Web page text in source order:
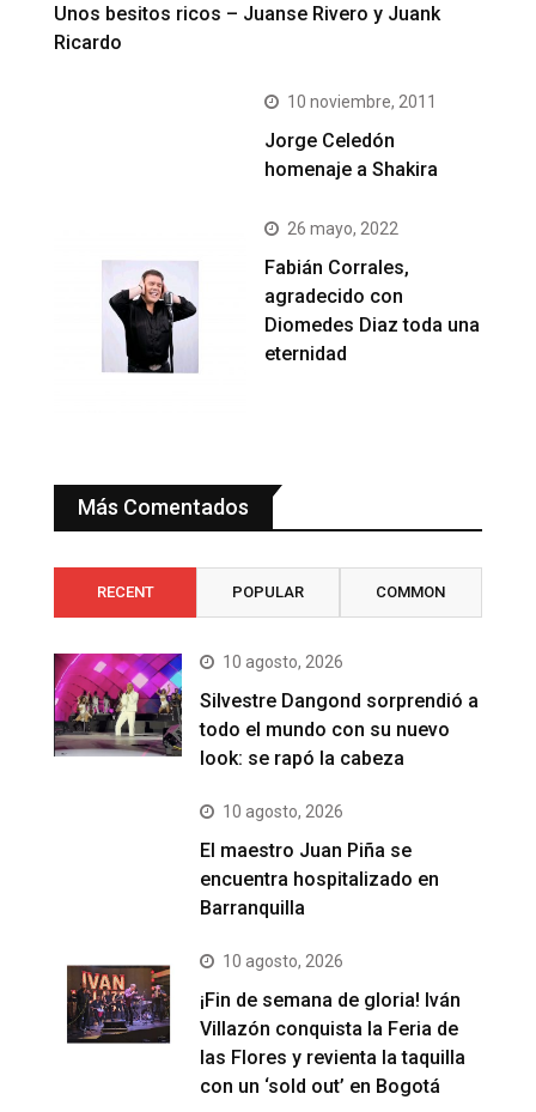
Unos besitos ricos – Juanse Rivero y Juank
Ricardo
10 noviembre, 2011
Jorge Celedón
homenaje a Shakira
26 mayo, 2022
Fabián Corrales,
agradecido con
Diomedes Diaz toda una
eternidad
Más Comentados
RECENT POPULAR COMMON
10 agosto, 2026
Silvestre Dangond sorprendió a
todo el mundo con su nuevo
look: se rapó la cabeza
10 agosto, 2026
El maestro Juan Piña se
encuentra hospitalizado en
Barranquilla
10 agosto, 2026
¡Fin de semana de gloria! Iván
Villazón conquista la Feria de
las Flores y revienta la taquilla
con un ‘sold out’ en Bogotá